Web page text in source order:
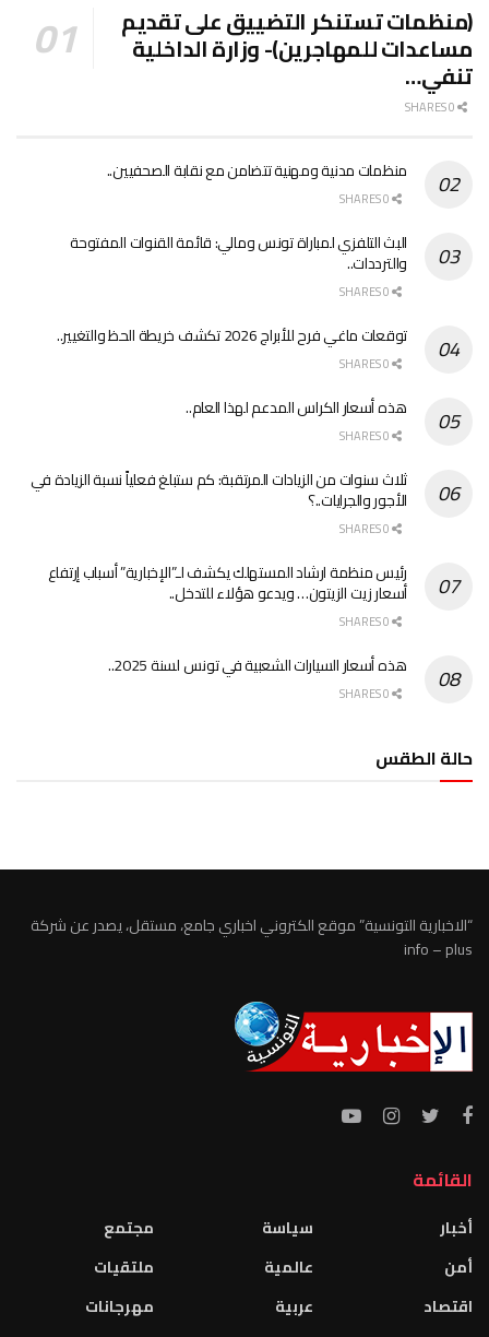
(منظمات تستنكر التضييق على تقديم
مساعدات للمهاجرين)- وزارة الداخلية
تنفي…
منظمات مدنية ومهنية تتضامن مع نقابة الصحفيين..
البث التلفزي لمباراة تونس ومالي: قائمة القنوات المفتوحة
والترددات..
توقعات ماغي فرح للأبراج 2026 تكشف خريطة الحظ والتغيير..
هذه أسعار الكراس المدعم لهذا العام..
ثلاث سنوات من الزيادات المرتقبة: كم ستبلغ فعلياً نسبة الزيادة في
الأجور والجرايات..؟
رئيس منظمة ارشاد المستهلك يكشف لـ”الإخبارية” أسباب إرتفاع
أسعار زيت الزيتون… ويدعو هؤلاء للتدخل..
هذه أسعار السيارات الشعبية في تونس لسنة 2025..
حالة الطقس
“الاخبارية التونسية” موقع الكتروني اخباري جامع، مستقل، يصدر عن شركة
info – plus
القائمة
أخبار
أمن
اقتصاد
سياسة
عالمية
عربية
مجتمع
ملتقيات
مهرجانات